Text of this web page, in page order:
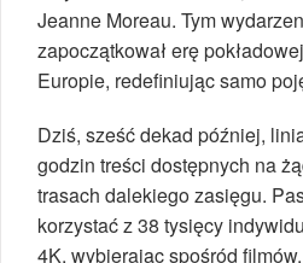
Jeanne Moreau. Tym
zapoczątkował erę
Europie, redefiniując samo
Dziś, sześć dekad później,
godzin treści dostępnych na
trasach dalekiego zasięgu.
korzystać z 38 tysięcy
4K, wybierając spośród